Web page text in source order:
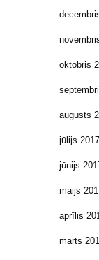
oktobris
augusts
jūlijs 2017
jūnijs
maijs
aprīlis
marts